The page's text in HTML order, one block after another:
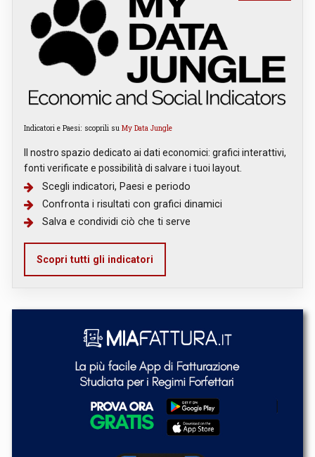
Indicatori e Paesi: scoprili su My Data Jungle
Il nostro spazio dedicato ai dati economici: grafici interattivi,
fonti verificate e possibilità di salvare i tuoi layout.
Scegli indicatori, Paesi e periodo
Confronta i risultati con grafici dinamici
Salva e condividi ciò che ti serve
Scopri tutti gli indicatori